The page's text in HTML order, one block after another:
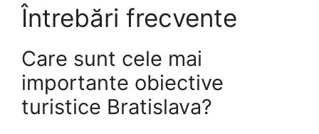
Întrebări frecvente
Care sunt cele mai
importante obiective
turistice Bratislava?